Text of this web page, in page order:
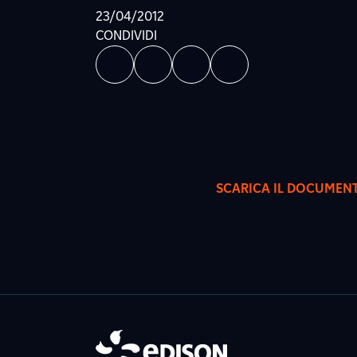
23/04/2012
CONDIVIDI
SCARICA IL